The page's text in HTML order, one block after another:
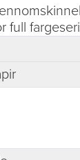
full